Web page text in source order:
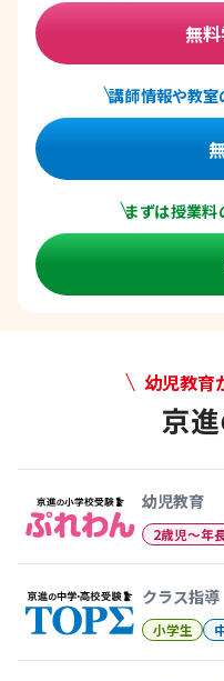
無
講師情報や教室
まずは授業料
幼児教育
京
幼児教育
2歳児〜年
クラス指導
小学生